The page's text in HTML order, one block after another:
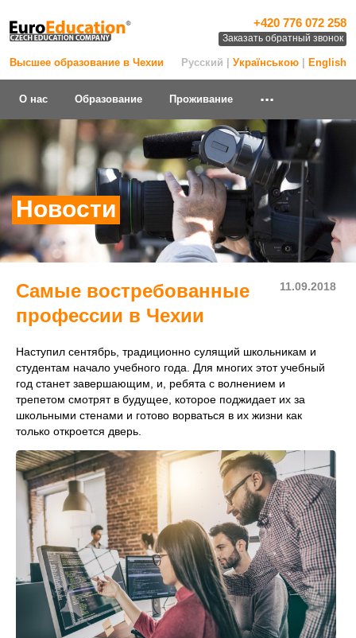
Высшее образование в Чехии
+420 776 072 258
Заказать обратный звонок
Русский | Українською English
О нас Образование Проживание ...
Новости
11.09.2018
Самые востребованные
профессии в Чехии
Наступил сентябрь, традиционно сулящий школьникам и
студентам начало учебного года. Для многих этот учебный
год станет завершающим, и, ребята с волнением и
трепетом смотрят в будущее, которое поджидает их за
школьными стенами и готово ворваться в их жизни как
только откроется дверь.